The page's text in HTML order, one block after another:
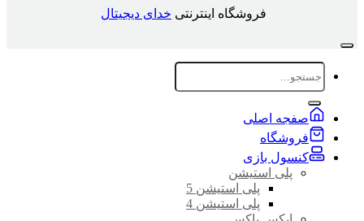
فروشگاه اینترنتی خدای دیجیتال
جستجو
برای:
صفجه اصلی
فروشگاه
کنسول بازی
پلی استیشن
پلی استیشن 5
پلی استیشن 4